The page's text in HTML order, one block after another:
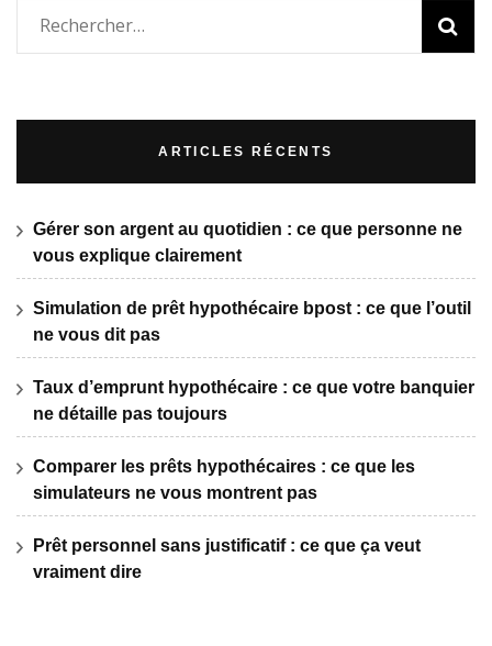
Rechercher :
ARTICLES RÉCENTS
Gérer son argent au quotidien : ce que personne ne
vous explique clairement
Simulation de prêt hypothécaire bpost : ce que l’outil
ne vous dit pas
Taux d’emprunt hypothécaire : ce que votre banquier
ne détaille pas toujours
Comparer les prêts hypothécaires : ce que les
simulateurs ne vous montrent pas
Prêt personnel sans justificatif : ce que ça veut
vraiment dire